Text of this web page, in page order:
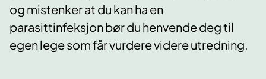
og mistenker at du kan ha en
parasittinfeksjon bør du henvende deg til
egen lege som får vurdere videre utredning.